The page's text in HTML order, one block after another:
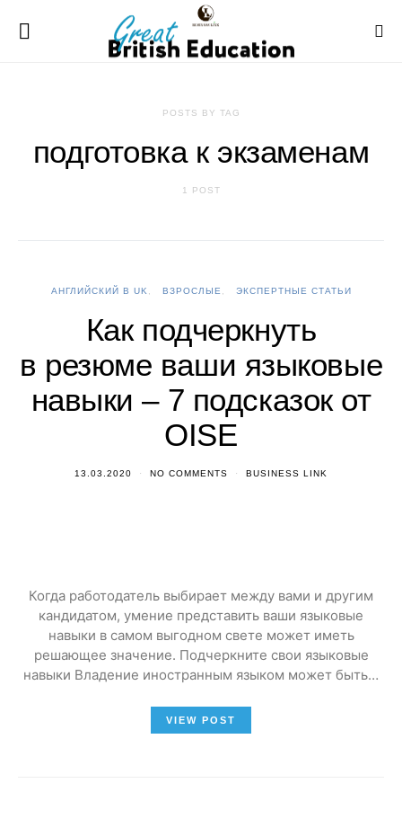
POSTS BY TAG
подготовка к экзаменам
1 POST
АНГЛИЙСКИЙ В UK ВЗРОСЛЫЕ ЭКСПЕРТНЫЕ СТАТЬИ
Как подчеркнуть
в резюме ваши языковые
навыки – 7 подсказок от
OISE
13.03.2020 NO COMMENTS BUSINESS LINK
Когда работодатель выбирает между вами и другим
кандидатом, умение представить ваши языковые
навыки в самом выгодном свете может иметь
решающее значение. Подчеркните свои языковые
навыки Владение иностранным языком может быть…
VIEW POST